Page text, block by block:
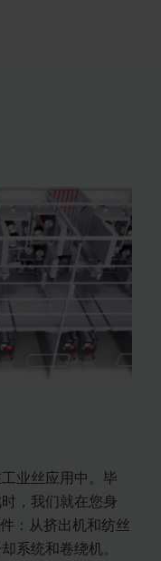
业丝应用中。毕
，我们就在您身
：从挤出机和纺丝
系统和卷绕机。